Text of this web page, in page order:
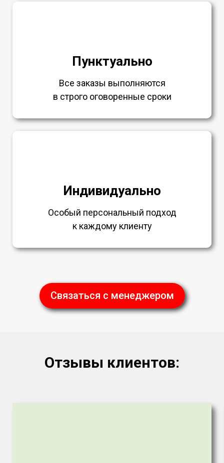
Пунктуально
Все заказы выполняются
в строго оговоренные сроки
Индивидуально
Особый персональный подход
к каждому клиенту
Связаться с менеджером
Отзывы клиентов: